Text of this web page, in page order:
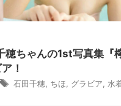
穂ちゃんの1st写真集『
！
石田千穂 ちほ グラビア 水